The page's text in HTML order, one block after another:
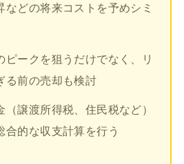
などの将来コストを予めシミ
ピークを狙うだけでなく、リ
る前の売却も検討
（譲渡所得税、住民税など）
合的な収支計算を行う